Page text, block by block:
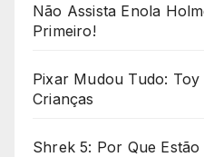
Não Assista Enola
Primeiro!
Pixar Mudou Tudo:
Crianças
Shrek 5: Por Que